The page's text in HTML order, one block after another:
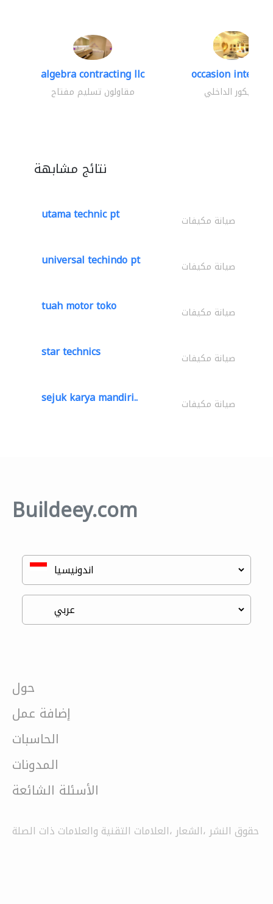
algebra contracting llc
مقاولون تسليم مفتاح
occasion interiors
الديكور الداخلي
نتائج مشابهة
utama technic pt صيانة مكيفات
universal techindo pt صيانة مكيفات
tuah motor toko صيانة مكيفات
star technics صيانة مكيفات
sejuk karya mandiri.. صيانة مكيفات
Buildeey.com
حول
إضافة عمل
الحاسبات
المدونات
الأسئلة الشائعة
حقوق النشر ،الشعار ،العلامات التقنية والعلامات ذات الصلة